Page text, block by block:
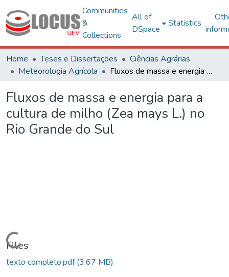
Communities
&
Collections
All of
DSpace
Statistics
Home Teses e Dissertações
Ciências Agrárias
Meteorologia Agrícola
Fluxos de massa e energia para a cultura de milho (Zea mays L.) no Rio Grande do Sul
Fluxos de massa e energia para a
cultura de milho (Zea mays L.) no
Rio Grande do Sul
Loading...
Files
texto completo.pdf(3.67 MB)